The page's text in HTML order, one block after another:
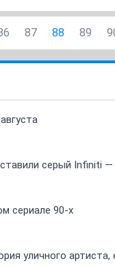
87 88 89
серый Infiniti
сериале 90-х
уличного